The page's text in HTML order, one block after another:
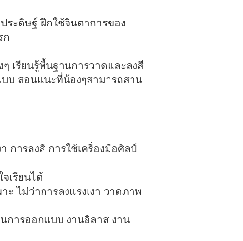
ระดิษฐ์ ฝึกใช้จินตาการของ
ก
เรียนรู้พื้นฐานการวาดและลงสี
บ สอนแนะที่น้องๆสามารถสาน
การลงสี การใช้เครื่องมือศิลป์
เรียนได้
ะ ไม่ว่าการลงแรงเงา วาดภาพ
การออกแบบ งานอิลาส งาน